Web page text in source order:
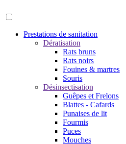
Prestations de sanitation
Dératisation
Rats bruns
Rats noirs
Fouines & martres
Souris
Désinsectisation
Guêpes et Frelons
Blattes - Cafards
Punaises de lit
Fourmis
Puces
Mouches